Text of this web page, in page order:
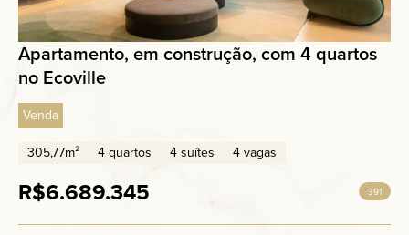
Apartamento, em construção, com 4 quartos
no Ecoville
Venda
305,77m²
4 quartos 4 suítes 4 vagas
R$6.689.345 391